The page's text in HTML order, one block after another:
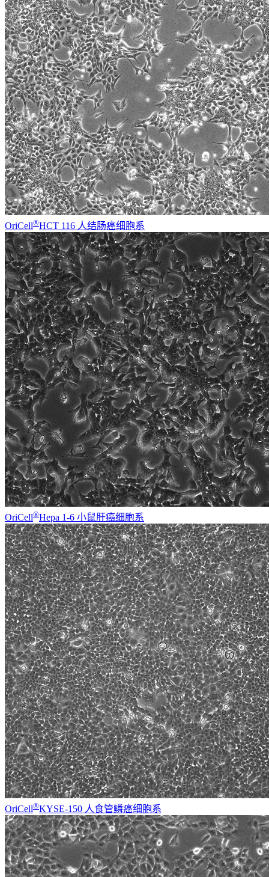
OriCell®HCT 116 人结肠癌细胞系
OriCell®Hepa 1-6 小鼠肝癌细胞系
OriCell®KYSE-150 人食管鳞癌细胞系